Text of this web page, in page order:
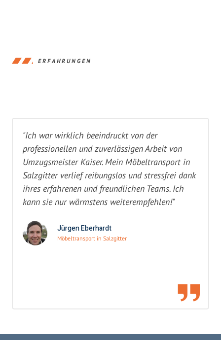
ERFAHRUNGEN
"Ich war wirklich beeindruckt von der
professionellen und zuverlässigen Arbeit von
Umzugsmeister Kaiser. Mein Möbeltransport in
Salzgitter verlief reibungslos und stressfrei dank
ihres erfahrenen und freundlichen Teams. Ich
kann sie nur wärmstens weiterempfehlen!"
Jürgen Eberhardt
Möbeltransport in Salzgitter